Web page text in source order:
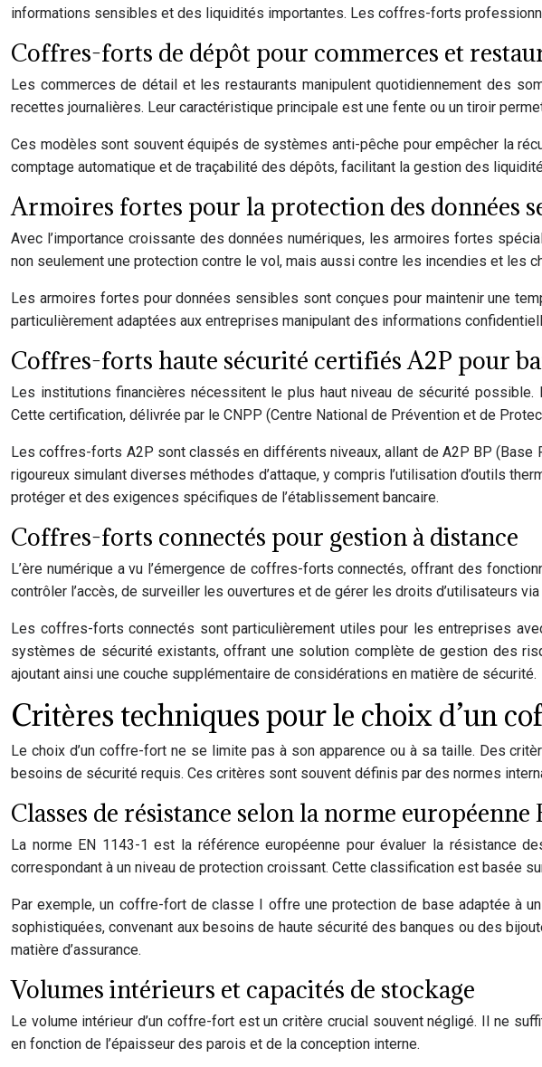
informations sensibles et des liquidités importantes. Les coffres-forts
Coffres-forts de dépôt pour commerces et
Les commerces de détail et les restaurants manipulent quotidiennement des
recettes journalières. Leur caractéristique principale est une fente ou un tiroir
Ces modèles sont souvent équipés de systèmes anti-pêche pour empêcher la
comptage automatique et de traçabilité des dépôts, facilitant la gestion des
Armoires fortes pour la protection des données
Avec l’importance croissante des données numériques, les armoires fortes
non seulement une protection contre le vol, mais aussi contre les incendies et les
Les armoires fortes pour données sensibles sont conçues pour maintenir une
particulièrement adaptées aux entreprises manipulant des informations
Coffres-forts haute sécurité certifiés A2P pour
Les institutions financières nécessitent le plus haut niveau de sécurité
Cette certification, délivrée par le CNPP (Centre National de Prévention et de
Les coffres-forts A2P sont classés en différents niveaux, allant de A2P BP
rigoureux simulant diverses méthodes d’attaque, y compris l’utilisation d’outils
protéger et des exigences spécifiques de l’établissement bancaire.
Coffres-forts connectés pour gestion à distance
L’ère numérique a vu l’émergence de coffres-forts connectés, offrant des
contrôler l’accès, de surveiller les ouvertures et de gérer les droits d’utilisateurs
Les coffres-forts connectés sont particulièrement utiles pour les entreprises
systèmes de sécurité existants, offrant une solution complète de gestion des
ajoutant ainsi une couche supplémentaire de considérations en matière de sécurité.
Critères techniques pour le choix d’un
Le choix d’un coffre-fort ne se limite pas à son apparence ou à sa taille. Des
besoins de sécurité requis. Ces critères sont souvent définis par des normes
Classes de résistance selon la norme européenne
La norme EN 1143-1 est la référence européenne pour évaluer la résistance
correspondant à un niveau de protection croissant. Cette classification est basée
Par exemple, un coffre-fort de classe I offre une protection de base adaptée à
sophistiquées, convenant aux besoins de haute sécurité des banques ou des
matière d’assurance.
Volumes intérieurs et capacités de stockage
Le volume intérieur d’un coffre-fort est un critère crucial souvent négligé. Il ne
en fonction de l’épaisseur des parois et de la conception interne.